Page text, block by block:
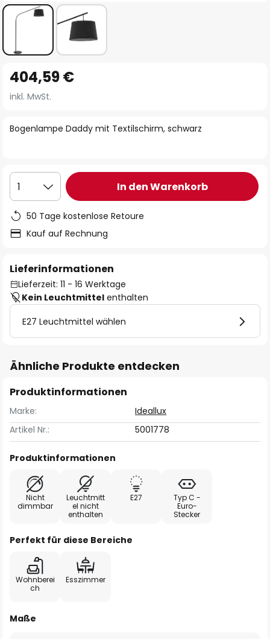
Anfang
der
springen
Bogenlampe Daddy mit Textilschirm, schwarz
404,59 €
inkl. MwSt.
1 In den Warenkorb
50 Tage kostenlose Retoure
Kauf auf Rechnung
Lieferinformationen
Lieferzeit: 11 - 16 Werktage
Kein Leuchtmittel enthalten
E27 Leuchtmittel wählen
Ähnliche Produkte entdecken
Produktinformationen
Marke:
Ideallux
Artikel Nr.:
5001778
Produktinformationen
Nicht
dimmbar
Leuchtmitt
el nicht
enthalten
E27
Typ C -
Euro-
Stecker
Perfekt für diese Bereiche
Wohnberei
ch
Esszimmer
Maße